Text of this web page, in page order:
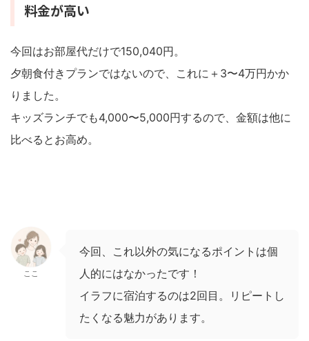
料金が高い
今回はお部屋代だけで150,040円。
夕朝食付きプランではないので、これに＋3〜4万円かか
りました。
キッズランチでも4,000〜5,000円するので、金額は他に
比べるとお高め。
ここ
今回、これ以外の気になるポイントは個
人的にはなかったです！
イラフに宿泊するのは2回目。リピートし
たくなる魅力があります。